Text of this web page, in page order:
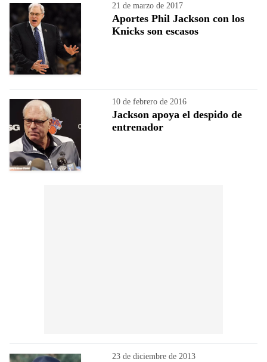
21 de marzo de 2017
Aportes Phil Jackson con los
Knicks son escasos
10 de febrero de 2016
Jackson apoya el despido de
entrenador
23 de diciembre de 2013